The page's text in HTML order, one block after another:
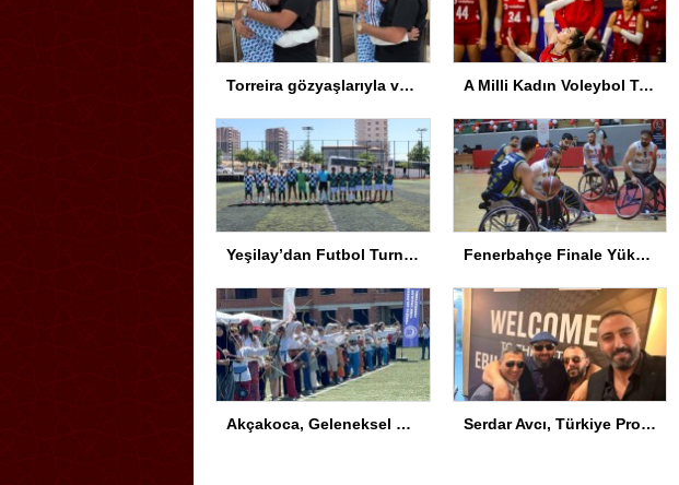
Torreira gözyaşlarıyla veda etti: Seni çok özleyeceğim A Milli Kadın Voleybol Takımı VNL’de Ankara’da
Yeşilay’dan Futbol Turnuvası Fenerbahçe Finale Yükseldi
Akçakoca, Geleneksel Türk Okçuluğu Şampiyonası’na ev sahipliği yapıyor Serdar Avcı, Türkiye Profesyonel Boks Komisyonu Başkanı Seçildi